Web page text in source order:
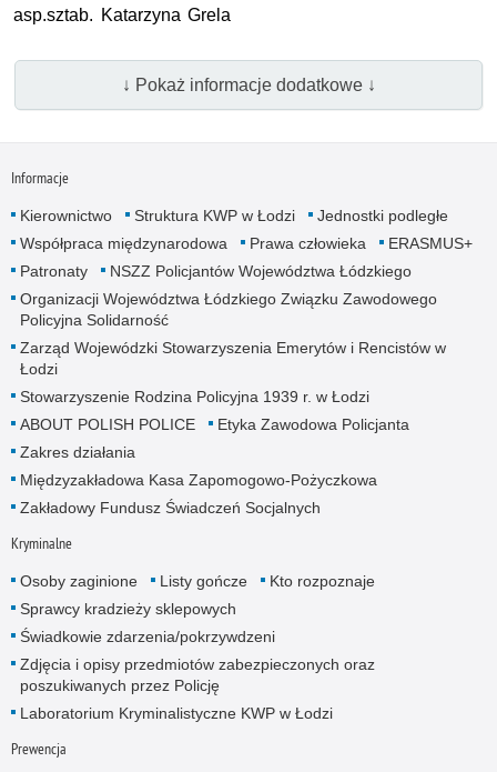
asp.sztab. Katarzyna Grela
↓ Pokaż informacje dodatkowe ↓
Informacje
Kierownictwo Struktura KWP w Łodzi
Jednostki podległe
Współpraca międzynarodowa
Prawa człowieka
ERASMUS+
Patronaty
NSZZ Policjantów Województwa Łódzkiego
Organizacji Województwa Łódzkiego Związku Zawodowego
Policyjna Solidarność
Zarząd Wojewódzki Stowarzyszenia Emerytów i Rencistów w
Łodzi
Stowarzyszenie Rodzina Policyjna 1939 r. w Łodzi
ABOUT POLISH POLICE
Etyka Zawodowa Policjanta
Zakres działania
Międzyzakładowa Kasa Zapomogowo-Pożyczkowa
Zakładowy Fundusz Świadczeń Socjalnych
Kryminalne
Osoby zaginione Listy gończe
Kto rozpoznaje
Sprawcy kradzieży sklepowych
Świadkowie zdarzenia/pokrzywdzeni
Zdjęcia i opisy przedmiotów zabezpieczonych oraz
poszukiwanych przez Policję
Laboratorium Kryminalistyczne KWP w Łodzi
Prewencja